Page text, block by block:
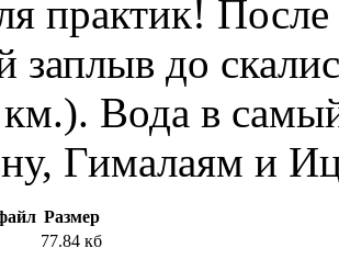
практик! После
заплыв до
Вода в
Гималаям и
Размер
77.84 кб